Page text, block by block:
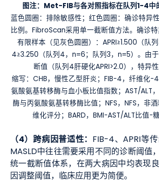
图注：Met-FIB与各对照指标在队列1-4中
蓝色圆圈：排除敏感性；红色圆圈：确诊特异
比例。FibroScan采用单一截断值方法。确诊
有限样本（见灰色圆圈）：APRI≥1.500（队
4≥3.250（队列4，n=6；队列3，n=5）。由
断值（队列4肝硬化APRI>2.0），特异性
缩写：CHB，慢性乙型肝炎；FIB-4，纤维化-
氨酸氨基转移酶与血小板比值指数；AST/ALT
酶与丙氨酸氨基转移酶比值；NFS，NFS，非
维化评分；BARD，BMI-AST/ALT比值-
（4）跨病因普适性： FIB-4、APRI等
MASLD中往往需要采用不同的诊断阈值
统一截断值体系，在两大病因中均表现
因调整阈值，临床应用更为简便。